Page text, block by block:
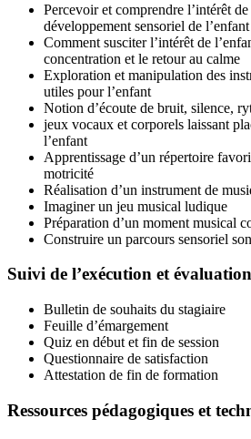
Percevoir et comprendre l’intérêt
développement sensoriel de l’enfant
Comment susciter l’intérêt de
concentration et le retour au calme
Exploration et manipulation des
utiles pour l’enfant
Notion d’écoute de bruit, silence,
jeux vocaux et corporels laissant
l’enfant
Apprentissage d’un répertoire
motricité
Réalisation d’un instrument de
Imaginer un jeu musical ludique
Préparation d’un moment musical
Construire un parcours sensoriel
Suivi de l’exécution et
Bulletin de souhaits du stagiaire
Feuille d’émargement
Quiz en début et fin de session
Questionnaire de satisfaction
Attestation de fin de formation
Ressources pédagogiques et